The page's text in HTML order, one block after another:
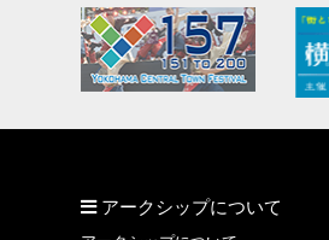
アークシップについて